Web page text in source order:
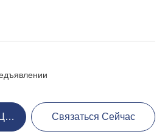
Связаться Сейчас